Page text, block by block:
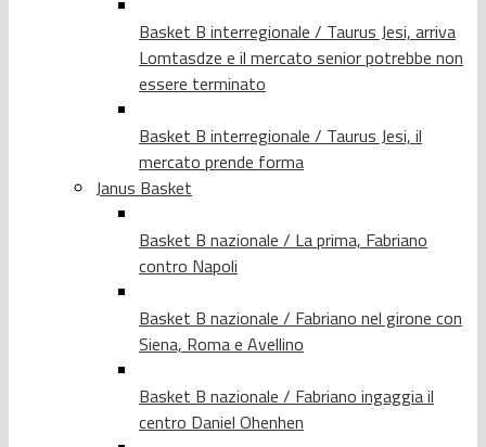
Basket B interregionale / Taurus Jesi, arriva
Lomtasdze e il mercato senior potrebbe non
essere terminato
Basket B interregionale / Taurus Jesi, il
mercato prende forma
Janus Basket
Basket B nazionale / La prima, Fabriano
contro Napoli
Basket B nazionale / Fabriano nel girone con
Siena, Roma e Avellino
Basket B nazionale / Fabriano ingaggia il
centro Daniel Ohenhen